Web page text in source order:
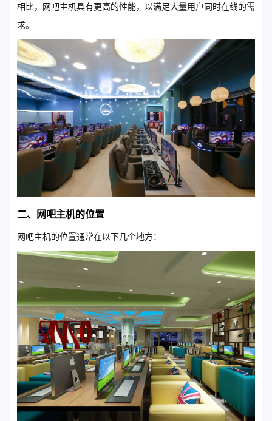
相比，网吧主机具有更高的性能，以满足大量用户同时在线的需
求。
二、网吧主机的位置
网吧主机的位置通常在以下几个地方：